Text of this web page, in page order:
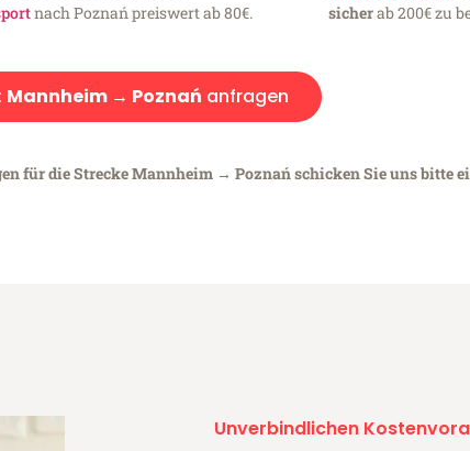
nach Poznań preiswert ab 80€.
sicherab 200€ zu
Mannheim → Poznań anfragen
für die Strecke Mannheim → Poznań schicken Sie uns bitte
Unverbindlichen